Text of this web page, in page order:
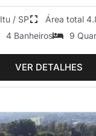
Itu / SP
Área total
4 Banheiros
9
VER DETALHES